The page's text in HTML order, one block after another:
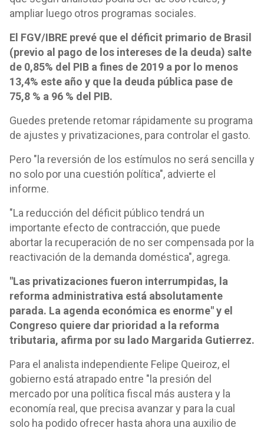
ampliar luego otros programas sociales.
El FGV/IBRE prevé que el déficit primario de Brasil
(previo al pago de los intereses de la deuda) salte
de 0,85% del PIB a fines de 2019 a por lo menos
13,4% este año y que la deuda pública pase de
75,8 % a 96 % del PIB.
Guedes pretende retomar rápidamente su programa
de ajustes y privatizaciones, para controlar el gasto.
Pero "la reversión de los estímulos no será sencilla y
no solo por una cuestión política", advierte el
informe.
"La reducción del déficit público tendrá un
importante efecto de contracción, que puede
abortar la recuperación de no ser compensada por la
reactivación de la demanda doméstica", agrega.
"Las privatizaciones fueron interrumpidas, la
reforma administrativa está absolutamente
parada. La agenda económica es enorme" y el
Congreso quiere dar prioridad a la reforma
tributaria, afirma por su lado Margarida Gutierrez.
Para el analista independiente Felipe Queiroz, el
gobierno está atrapado entre "la presión del
mercado por una política fiscal más austera y la
economía real, que precisa avanzar y para la cual
solo ha podido ofrecer hasta ahora una auxilio de